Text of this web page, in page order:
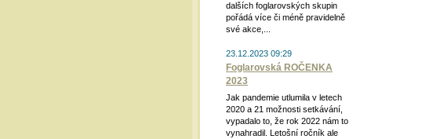
dalších foglarovských skupin
pořádá více či méně pravidelně
své akce,...
23.12.2023 09:29
Foglarovská ROČENKA
2023
Jak pandemie utlumila v letech
2020 a 21 možnosti setkávání,
vypadalo to, že rok 2022 nám to
vynahradil. Letošní ročník ale